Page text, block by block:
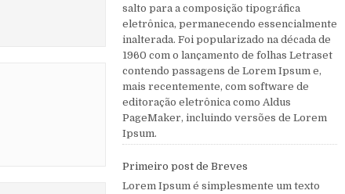
salto para a composição tipográfica
eletrônica, permanecendo essencialmente
inalterada. Foi popularizado na década de
1960 com o lançamento de folhas Letraset
contendo passagens de Lorem Ipsum e,
mais recentemente, com software de
editoração eletrônica como Aldus
PageMaker, incluindo versões de Lorem
Ipsum.
Primeiro post de Breves
Lorem Ipsum é simplesmente um texto